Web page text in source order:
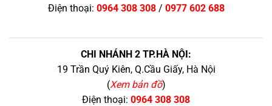
Điện thoại: 0964 308 308/ 0977 602 688
CHI NHÁNH 2 TP.HÀ NỘI:
19 Trần Quý Kiên, Q.Cầu Giấy, Hà Nội
(Xem bản đồ)
Điện thoại: 0964 308 308